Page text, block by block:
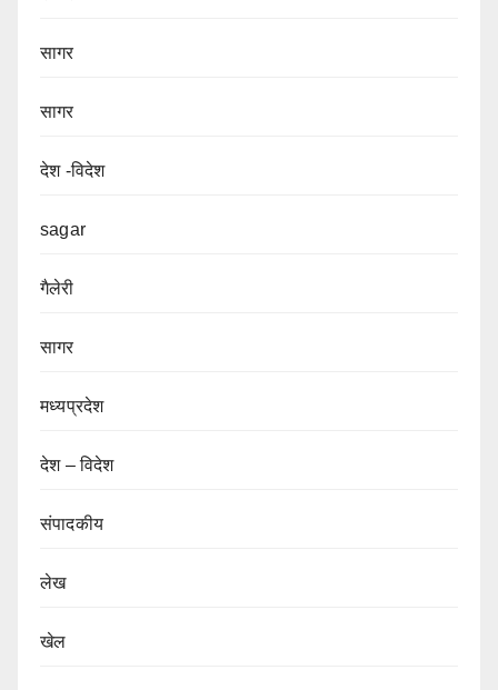
सागर
सागर
देश -विदेश
sagar
गैलेरी
सागर
मध्यप्रदेश
देश – विदेश
संपादकीय
लेख
खेल